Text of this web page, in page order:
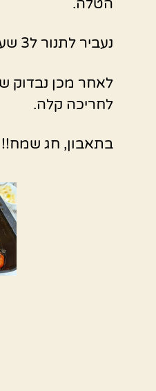
הטלה.
נעביר לתנור ל3 שעות על 165 מעלות מכוסה.
לחריכה קלה.
בתאבון, חג שמח!!